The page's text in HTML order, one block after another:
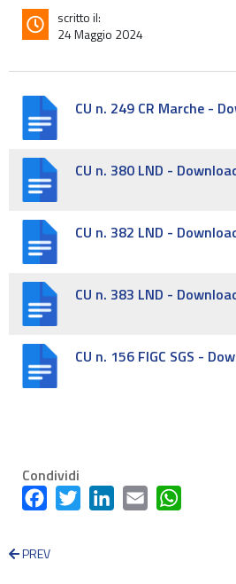
scritto il:
24 Maggio 2024
CU n. 249 CR Marche -
CU n. 380 LND -
CU n. 382 LND -
CU n. 383 LND -
CU n. 156 FIGC SGS -
Condividi
FacebookTwitter LinkedInEmail
PREV